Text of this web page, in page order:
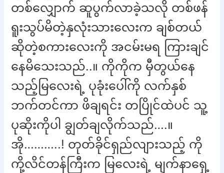
တစ်လျှောက် ဆူပွက်လာခဲ့သလို တစ်ဖန်
ရူးသွပ်မိတဲ့နှလုံးသားလေးက ချစ်တယ်
ဆိုတဲ့စကားလေးကို အငမ်းမရ ကြားချင်
နေမိသေးသည်..။ ကိုကိုက မှီတွယ်နေ
သည့်မြလေးရဲ့ ပုခုံးပေါ်ကို လက်နှစ်
ဘက်တင်ကာ ဖိချရင်း တပြိုင်ထဲပင် သူ့
ပုဆိုးကိုပါ ချွတ်ချလိုက်သည်….။
အို………..! တုတ်ခိုင်ရှည်လျားသည့် ကို
ကို့လိင်တန်ကြီးက မြလေးရဲ့ မျက်နာရှေ့